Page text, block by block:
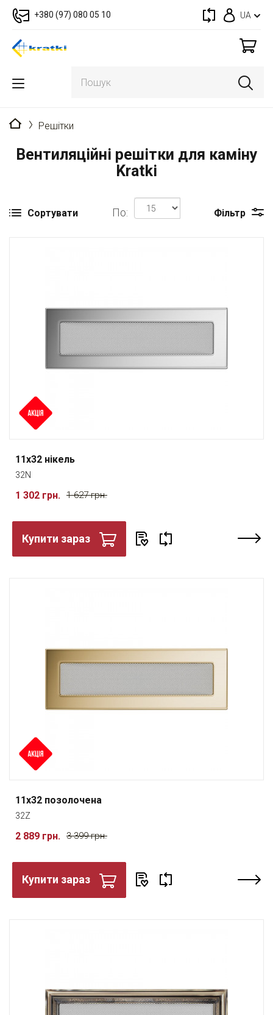
+380 (97) 080 05 10 UA
Головна
Решітки
Вентиляційні решітки для каміну
Kratki
Сортувати По: Фільтр
11x32 нікель
32N
1 302 грн. 1 627 грн.
Купити зараз
11x32 позолочена
32Z
2 889 грн. 3 399 грн.
Купити зараз